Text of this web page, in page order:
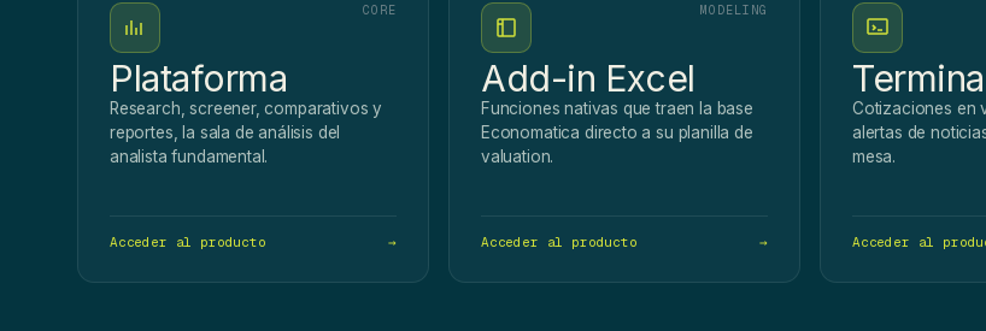
CORE
Plataforma
Research, screener, comparativos y
reportes, la sala de análisis del
analista fundamental.
Acceder al producto →
MODELING
Add-in Excel
Funciones nativas que traen la base
Economatica directo a su planilla de
valuation.
Acceder al producto →
Cotizaciones en
alertas de
mesa.
Acceder al